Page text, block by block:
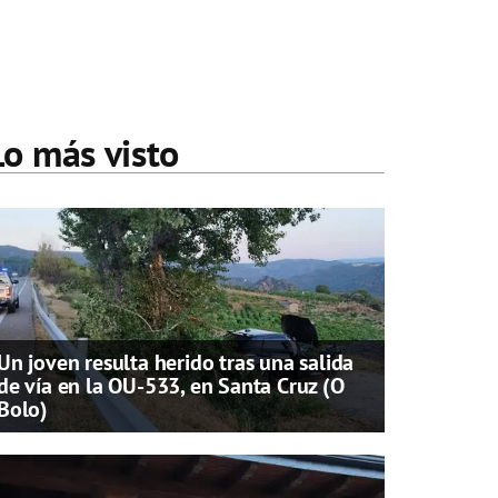
más visto
joven resulta herido tras una salida
vía en la OU-533, en Santa Cruz (O